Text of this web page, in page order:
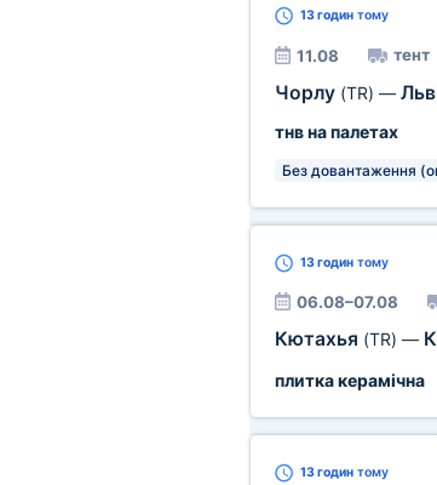
13 годинтому
11.08 тент
Чорлу (TR) —
тнв на палетах
Без довантаження
13 годинтому
06.08–07.08
Кютахья (TR) —
плитка керамічна
13 годинтому